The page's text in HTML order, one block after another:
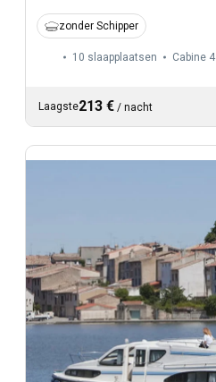
zonder Schipper
10 slaapplaatsen Cabine 4
Laagste213 € / nacht